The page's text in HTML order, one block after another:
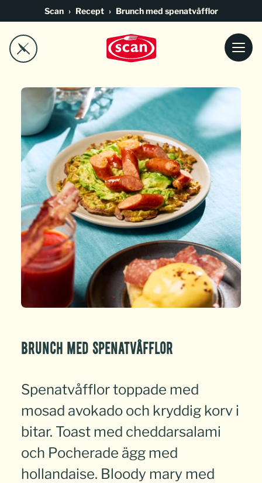
Scan Recept Brunch med spenatvåfflor
Brunch med spenatvåfflor
Spenatvåfflor toppade med
mosad avokado och kryddig korv i
bitar. Toast med cheddarsalami
och Pocherade ägg med
hollandaise. Bloody mary med